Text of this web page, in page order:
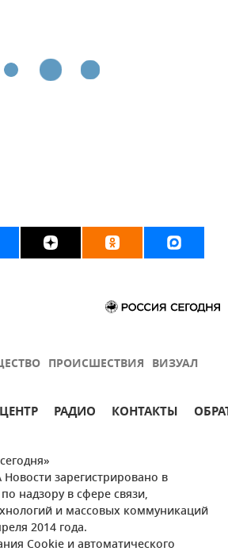
ПРОИСШЕСТВИЯ ВИЗУАЛ
РАДИО КОНТАКТЫ
зарегистрировано в
надзору в сфере связи,
и массовых коммуникаций
2014 года.
Cookie и автоматического